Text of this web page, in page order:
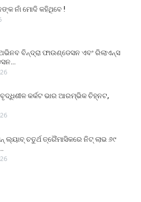
ନାଁ ମୋଦି କହିଥିବେ !
ବିନ୍ଦ୍ରା ଫାଉଣ୍ଡେସନ ଏବଂ ରିଲାଏନ୍ସ
କର୍କଟ ଭାର ଆରମ୍ଭିକ ଚିହ୍ନଟ,
ଲ୍ୟାବ୍ ଚତୁର୍ଥ ତ୍ରୈମାସିକରେ ନିଟ୍ ଲାଭ ୬୯